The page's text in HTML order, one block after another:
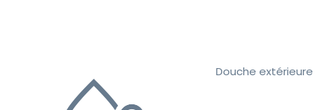
Douche extérieure